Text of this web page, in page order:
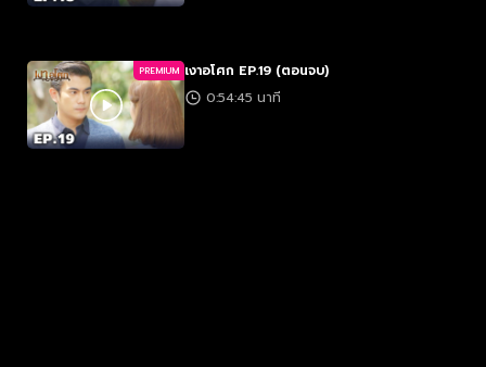
PREMIUM เงาอโศก EP.19 (ตอนจบ)
0:54:45 นาที